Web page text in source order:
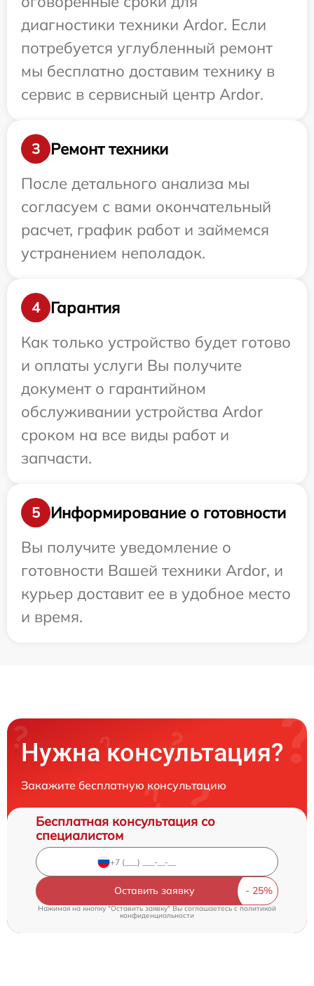
диагностики техники Ardor. Если
потребуется углубленный ремонт
мы бесплатно доставим технику в
сервис в сервисный центр Ardor.
3
Ремонт техники
После детального анализа мы
согласуем с вами окончательный
расчет, график работ и займемся
устранением неполадок.
4
Гарантия
Как только устройство будет готово
и оплаты услуги Вы получите
документ о гарантийном
обслуживании устройства Ardor
сроком на все виды работ и
запчасти.
5
Информирование о готовности
Вы получите уведомление о
готовности Вашей техники Ardor, и
курьер доставит ее в удобное место
и время.
Нужна консультация?
Закажите бесплатную консультацию
Бесплатная консультация со
специалистом
Оставить заявку
Нажимая на кнопку "Оставить заявку" Вы соглашаетесь cполитикой
конфиденциальности